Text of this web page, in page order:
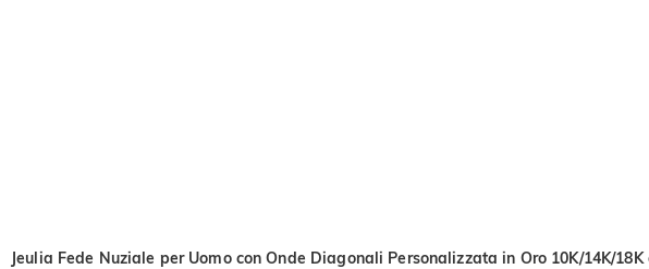
Jeulia Fede Nuziale per Uomo con Onde Diagonali Personalizzata in Oro 10K/14K/